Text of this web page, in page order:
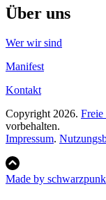
Über uns
Wer wir sind
Manifest
Kontakt
Copyright 2026. Freie
vorbehalten.
Impressum.
Made by